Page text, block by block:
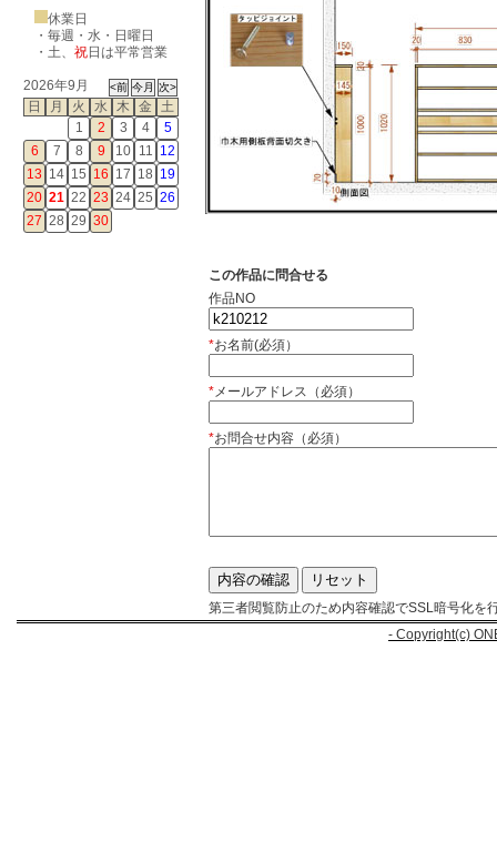
休業日
・毎週・水・日曜日
・ 土、 祝日は平常営業
2026年9月
日
月 火 水 木 金
土
1
2 3 4
5
6
7 8 9 10 11 12
13 14 15 16 17 18 19
20 21 22 23 24 25 26
27 28 29 30
この作品に問合せる
作品NO
*お名前(必須）
*メールアドレス（必須）
*お問合せ内容（必須）
第三者閲覧防止のため内容確認でSSL暗号化を
- Copyright(c)